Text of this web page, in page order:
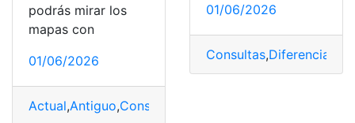
podrás mirar los
mapas con
01/06/2026
Actual,Antiguo,Consultas
01/06/2026
Consultas,Diferencias